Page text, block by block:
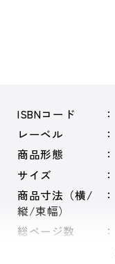
ISBNコード
レーベル
商品形態
サイズ
商品寸法（横/
縦/束幅）
総ページ数